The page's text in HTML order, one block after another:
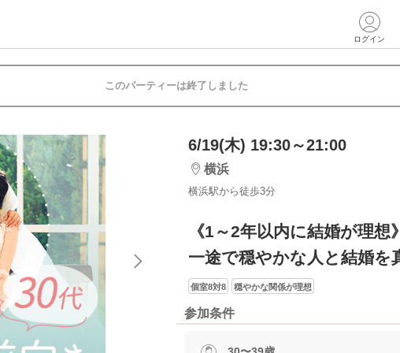
ログイン
このパーティーは終了しました
6/19(木) 19:30～21:00
横浜
横浜駅から徒歩3分
《1～2年以内に結婚が理想》
一途で穏やかな人と結婚を
個室8対8 穏やかな関係が理想
参加条件